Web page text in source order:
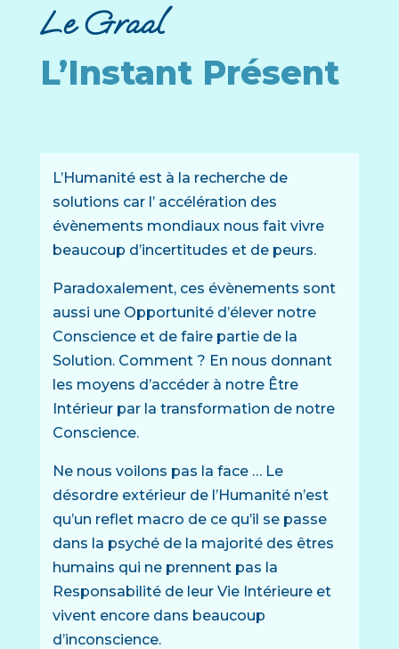
Le Graal
L’Instant Présent
L’Humanité est à la recherche de
solutions car l’ accélération des
évènements mondiaux nous fait vivre
beaucoup d’incertitudes et de peurs.
Paradoxalement, ces évènements sont
aussi une Opportunité d’élever notre
Conscience et de faire partie de la
Solution. Comment ? En nous donnant
les moyens d’accéder à notre Être
Intérieur par la transformation de notre
Conscience.
Ne nous voilons pas la face … Le
désordre extérieur de l’Humanité n’est
qu’un reflet macro de ce qu’il se passe
dans la psyché de la majorité des êtres
humains qui ne prennent pas la
Responsabilité de leur Vie Intérieure et
vivent encore dans beaucoup
d’inconscience.